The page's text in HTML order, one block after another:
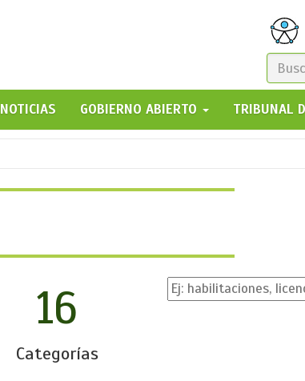
DE
GO!
NOTICIAS GOBIERNO ABIERTO TRIBUNAL
16
Categorías